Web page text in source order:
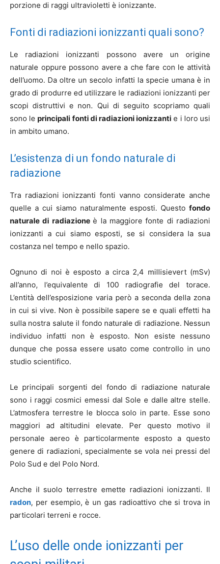
porzione di raggi ultravioletti è ionizzante.
Fonti di radiazioni ionizzanti quali sono?
Le radiazioni ionizzanti possono avere un origine
naturale oppure possono avere a che fare con le attività
dell’uomo. Da oltre un secolo infatti la specie umana è in
grado di produrre ed utilizzare le radiazioni ionizzanti per
scopi distruttivi e non. Qui di seguito scopriamo quali
sono leprincipali fonti di radiazioni ionizzanti e i loro usi
in ambito umano.
L’esistenza di un fondo naturale di
radiazione
Tra radiazioni ionizzanti fonti vanno considerate anche
quelle a cui siamo naturalmente esposti. Questo fondo
naturale di radiazioneè la maggiore fonte di radiazioni
ionizzanti a cui siamo esposti, se si considera la sua
costanza nel tempo e nello spazio.
Ognuno di noi è esposto a circa 2,4 millisievert (mSv)
all’anno, l’equivalente di 100 radiografie del torace.
L’entità dell’esposizione varia però a seconda della zona
in cui si vive. Non è possibile sapere se e quali effetti ha
sulla nostra salute il fondo naturale di radiazione. Nessun
individuo infatti non è esposto. Non esiste nessuno
dunque che possa essere usato come controllo in uno
studio scientifico.
Le principali sorgenti del fondo di radiazione naturale
sono i raggi cosmici emessi dal Sole e dalle altre stelle.
L’atmosfera terrestre le blocca solo in parte. Esse sono
maggiori ad altitudini elevate. Per questo motivo il
personale aereo è particolarmente esposto a questo
genere di radiazioni, specialmente se vola nei pressi del
Polo Sud e del Polo Nord.
Anche il suolo terrestre emette radiazioni ionizzanti. Il
radon, per esempio, è un gas radioattivo che si trova in
particolari terreni e rocce.
L’uso delle onde ionizzanti per